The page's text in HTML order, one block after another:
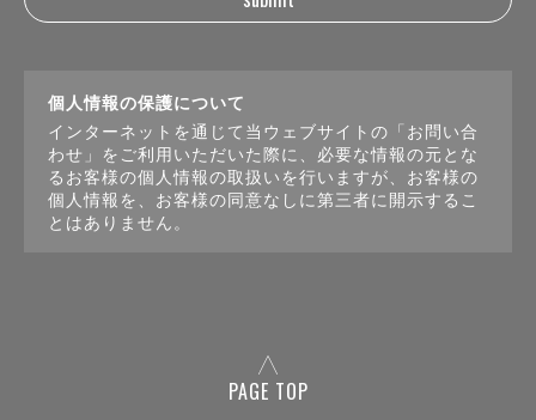
個人情報の保護について
インターネットを通じて当ウェブサイトの「お問い合
わせ」をご利用いただいた際に、必要な情報の元とな
るお客様の個人情報の取扱いを行いますが、お客様の
個人情報を、お客様の同意なしに第三者に開示するこ
とはありません。
PAGE TOP